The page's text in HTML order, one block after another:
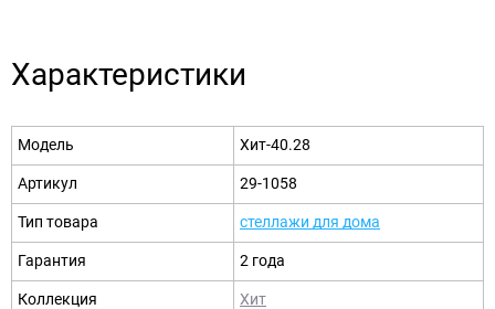
Характеристики
Модель Хит-40.28
Артикул 29-1058
Тип товара стеллажи для дома
Гарантия 2 года
Коллекция Хит